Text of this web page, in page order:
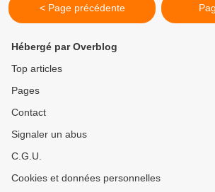
< Page précédente
Hébergé par Overblog
Top articles
Pages
Contact
Signaler un abus
C.G.U.
Cookies et données personnelles